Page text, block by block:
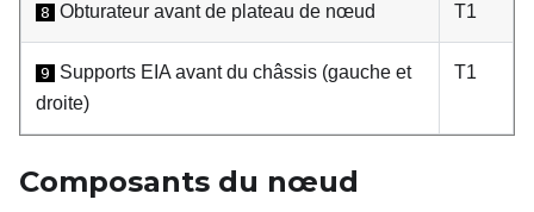
8 Obturateur avant de plateau de nœud T1
9
Supports EIA avant du châssis (gauche et
droite)
T1
Composants du nœud